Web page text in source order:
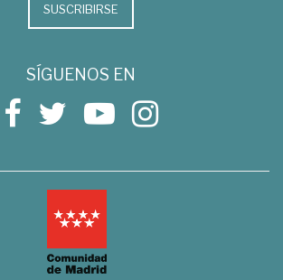
SUSCRIBIRSE
SÍGUENOS EN